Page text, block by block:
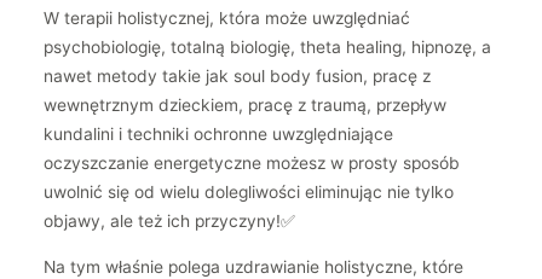
W terapii holistycznej, która może uwzględniać
psychobiologię, totalną biologię, theta healing, hipnozę, a
nawet metody takie jak soul body fusion, pracę z
wewnętrznym dzieckiem, pracę z traumą, przepływ
kundalini i techniki ochronne uwzględniające
oczyszczanie energetyczne możesz w prosty sposób
uwolnić się od wielu dolegliwości eliminując nie tylko
objawy, ale też ich przyczyny!✅
Na tym właśnie polega uzdrawianie holistyczne, które